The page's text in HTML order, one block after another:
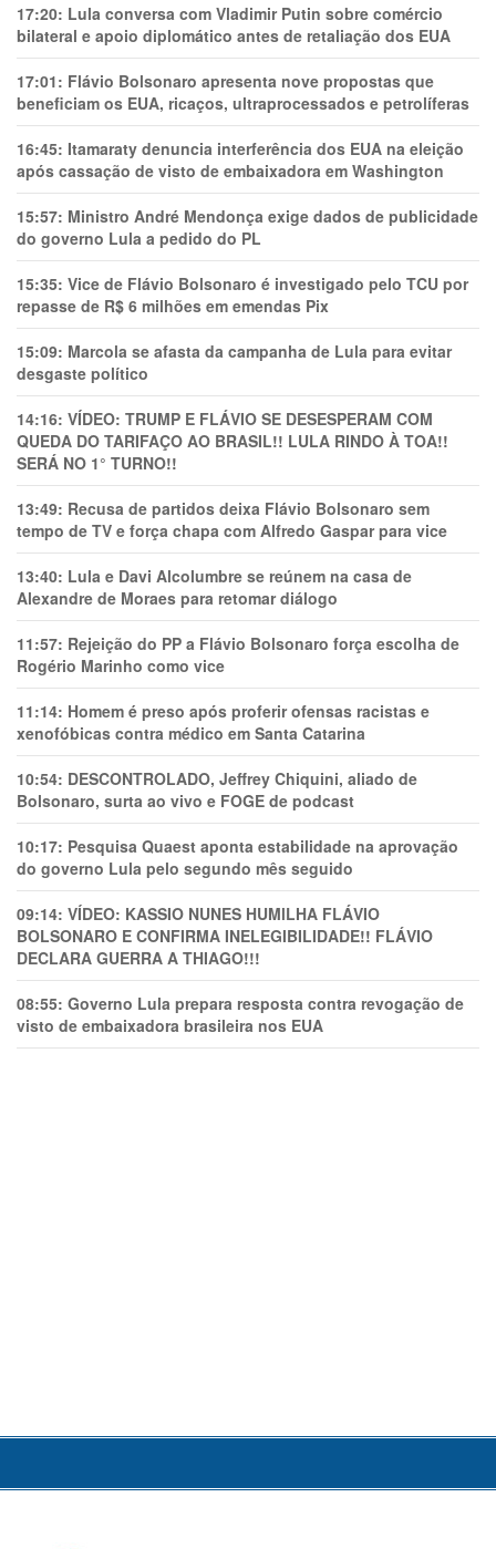
17:20: Lula conversa com Vladimir Putin sobre comércio
bilateral e apoio diplomático antes de retaliação dos EUA
17:01: Flávio Bolsonaro apresenta nove propostas que
beneficiam os EUA, ricaços, ultraprocessados e petrolíferas
16:45: Itamaraty denuncia interferência dos EUA na eleição
após cassação de visto de embaixadora em Washington
15:57: Ministro André Mendonça exige dados de publicidade
do governo Lula a pedido do PL
15:35: Vice de Flávio Bolsonaro é investigado pelo TCU por
repasse de R$ 6 milhões em emendas Pix
15:09: Marcola se afasta da campanha de Lula para evitar
desgaste político
14:16: VÍDEO: TRUMP E FLÁVIO SE DESESPERAM COM
QUEDA DO TARIFAÇO AO BRASIL!! LULA RINDO À TOA!!
SERÁ NO 1° TURNO!!
13:49: Recusa de partidos deixa Flávio Bolsonaro sem
tempo de TV e força chapa com Alfredo Gaspar para vice
13:40: Lula e Davi Alcolumbre se reúnem na casa de
Alexandre de Moraes para retomar diálogo
11:57: Rejeição do PP a Flávio Bolsonaro força escolha de
Rogério Marinho como vice
11:14: Homem é preso após proferir ofensas racistas e
xenofóbicas contra médico em Santa Catarina
10:54: DESCONTROLADO, Jeffrey Chiquini, aliado de
Bolsonaro, surta ao vivo e FOGE de podcast
10:17: Pesquisa Quaest aponta estabilidade na aprovação
do governo Lula pelo segundo mês seguido
09:14: VÍDEO: KASSIO NUNES HUMlLHA FLÁVIO
BOLSONARO E CONFIRMA INELEGIBILIDADE!! FLÁVIO
DECLARA GUERRA A THIAGO!!!
08:55: Governo Lula prepara resposta contra revogação de
visto de embaixadora brasileira nos EUA